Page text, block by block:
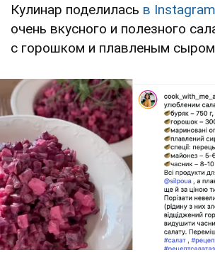
Кулинар поделилась в Instagram
очень вкусного и полезного
с горошком и плавленым